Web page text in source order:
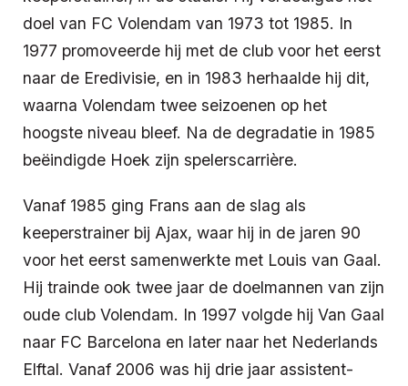
doel van FC Volendam van 1973 tot 1985. In
1977 promoveerde hij met de club voor het eerst
naar de Eredivisie, en in 1983 herhaalde hij dit,
waarna Volendam twee seizoenen op het
hoogste niveau bleef. Na de degradatie in 1985
beëindigde Hoek zijn spelerscarrière.
Vanaf 1985 ging Frans aan de slag als
keeperstrainer bij Ajax, waar hij in de jaren 90
voor het eerst samenwerkte met Louis van Gaal.
Hij trainde ook twee jaar de doelmannen van zijn
oude club Volendam. In 1997 volgde hij Van Gaal
naar FC Barcelona en later naar het Nederlands
Elftal. Vanaf 2006 was hij drie jaar assistent-